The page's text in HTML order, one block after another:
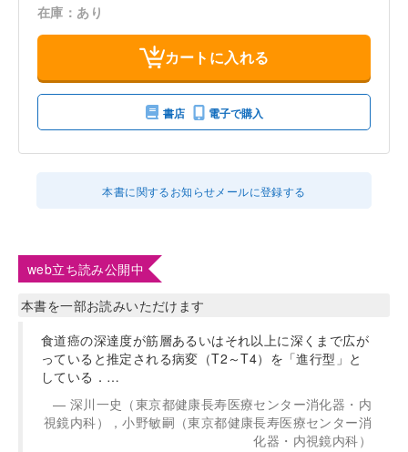
在庫：あり
カートに入れる
書店 電子で購入
本書に関するお知らせメールに登録する
web立ち読み公開中
本書を一部お読みいただけます
食道癌の深達度が筋層あるいはそれ以上に深くまで広が
っていると推定される病変（T2～T4）を「進行型」と
している．…
深川一史（東京都健康長寿医療センター消化器・内
視鏡内科），小野敏嗣（東京都健康長寿医療センター消
化器・内視鏡内科）